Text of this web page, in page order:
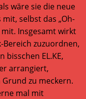
wäre sie die neue
mit, selbst das „Oh-
Insgesamt wirkt
Bereich zuzuordnen,
bisschen EL.KE,
arrangiert,
zu meckern.
mal mit